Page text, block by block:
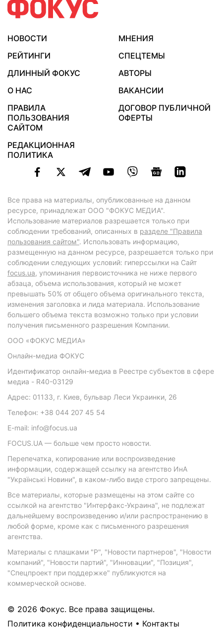
НОВОСТИ
МНЕНИЯ
РЕЙТИНГИ
СПЕЦТЕМЫ
ДЛИННЫЙ ФОКУС
АВТОРЫ
О НАС
ВАКАНСИИ
ПРАВИЛА
ПОЛЬЗОВАНИЯ
САЙТОМ
ДОГОВОР ПУБЛИЧНОЙ
ОФЕРТЫ
РЕДАКЦИОННАЯ
ПОЛИТИКА
Все права на материалы, опубликованные на данном
ресурсе, принадлежат ООО "ФОКУС МЕДИА".
Использование материалов разрешается только при
соблюдении требований, описанных в разделе "Правила
пользования сайтом". Использовать информацию,
размещенную на данном ресурсе, разрешается только при
соблюдении следующих условий: гиперссылки на Сайт
focus.ua, упоминания первоисточника не ниже первого
абзаца, объема использования, который не может
превышать 50% от общего объема оригинального текста,
изменения заголовка и лида материала. Использование
большего объема текста возможно только при условии
получения письменного разрешения Компании.
ООО «ФОКУС МЕДИА»
Онлайн-медиа ФОКУС
Идентификатор онлайн-медиа в Реестре субъектов в сфере
медиа - R40-03129
Адрес: 01133, г. Киев, бульвар Леси Украинки, 26
Телефон: +38 044 207 45 54
E-mail: info@focus.ua
FOCUS.UA — больше чем просто новости.
Перепечатка, копирование или воспроизведение
информации, содержащей ссылку на агентство ИнА
"Українські Новини", в каком-либо виде строго запрещены.
Все материалы, которые размещены на этом сайте со
ссылкой на агентство "Интерфакс-Украина", не подлежат
дальнейшему воспроизведению и/или распространению в
любой форме, кроме как с письменного разрешения
агентства.
Материалы с плашками "Р", "Новости партнеров", "Новости
компаний", "Новости партий", "Инновации", "Позиция",
"Спецпроект при поддержке" публикуются на
коммерческой основе.
© 2026 Фокус. Все права защищены.
Политика конфиденциальности • Контакты